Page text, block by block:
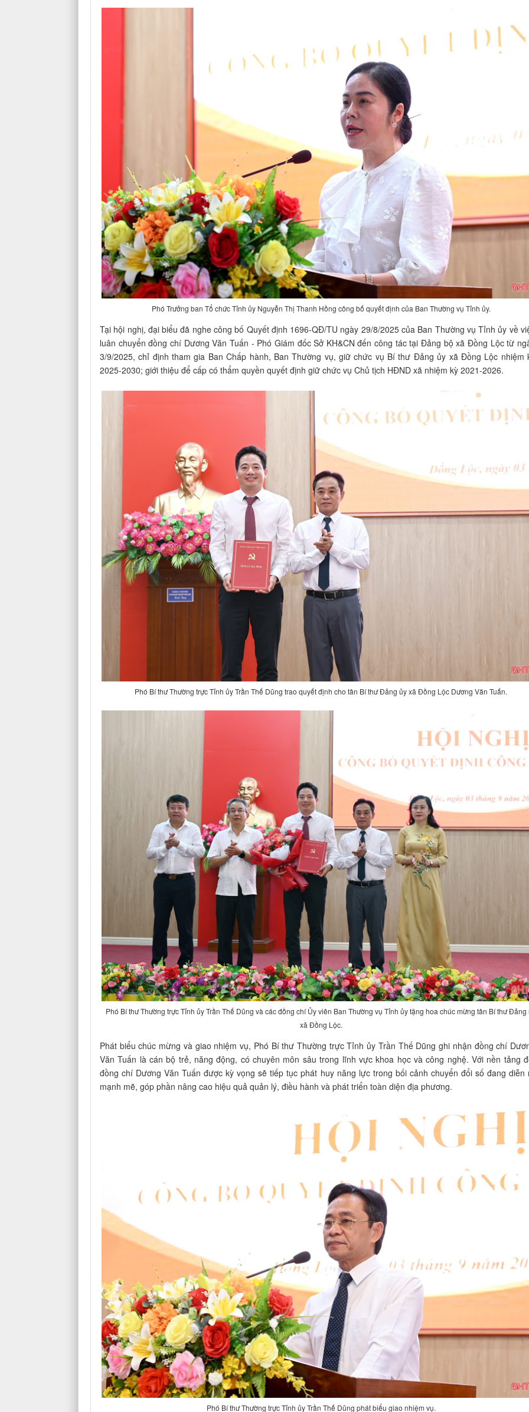
Phó Trưởng ban Tổ chức Tỉnh ủy Nguyễn Thị Thanh Hồng công bố quyết định của Ban Thường vụ Tỉnh ủy.
Tại hội nghị, đại biểu đã nghe công bố Quyết định 1696-QĐ/TU ngày 29/8/2025 của Ban Thường vụ Tỉnh ủy về
luân chuyển đồng chí Dương Văn Tuấn - Phó Giám đốc Sở KH&CN đến công tác tại Đảng bộ xã Đồng Lộc từ
3/9/2025, chỉ định tham gia Ban Chấp hành, Ban Thường vụ, giữ chức vụ Bí thư Đảng ủy xã Đồng Lộc nhiệm
2025-2030; giới thiệu để cấp có thẩm quyền quyết định giữ chức vụ Chủ tịch HĐND xã nhiệm kỳ 2021-2026.
Phó Bí thư Thường trực Tỉnh ủy Trần Thế Dũng trao quyết định cho tân Bí thư Đảng ủy xã Đồng Lộc Dương Văn Tuấn.
Phó Bí thư Thường trực Tỉnh ủy Trần Thế Dũng và các đồng chí Ủy viên Ban Thường vụ Tỉnh ủy tặng hoa chúc mừng tân Bí thư Đảng
xã Đồng Lộc.
Phát biểu chúc mừng và giao nhiệm vụ, Phó Bí thư Thường trực Tỉnh ủy Trần Thế Dũng ghi nhận đồng chí
Văn Tuấn là cán bộ trẻ, năng động, có chuyên môn sâu trong lĩnh vực khoa học và công nghệ. Với nền tảng
đồng chí Dương Văn Tuấn được kỳ vọng sẽ tiếp tục phát huy năng lực trong bối cảnh chuyển đổi số đang diễn
mạnh mẽ, góp phần nâng cao hiệu quả quản lý, điều hành và phát triển toàn diện địa phương.
Phó Bí thư Thường trực Tỉnh ủy Trần Thế Dũng phát biểu giao nhiệm vụ.